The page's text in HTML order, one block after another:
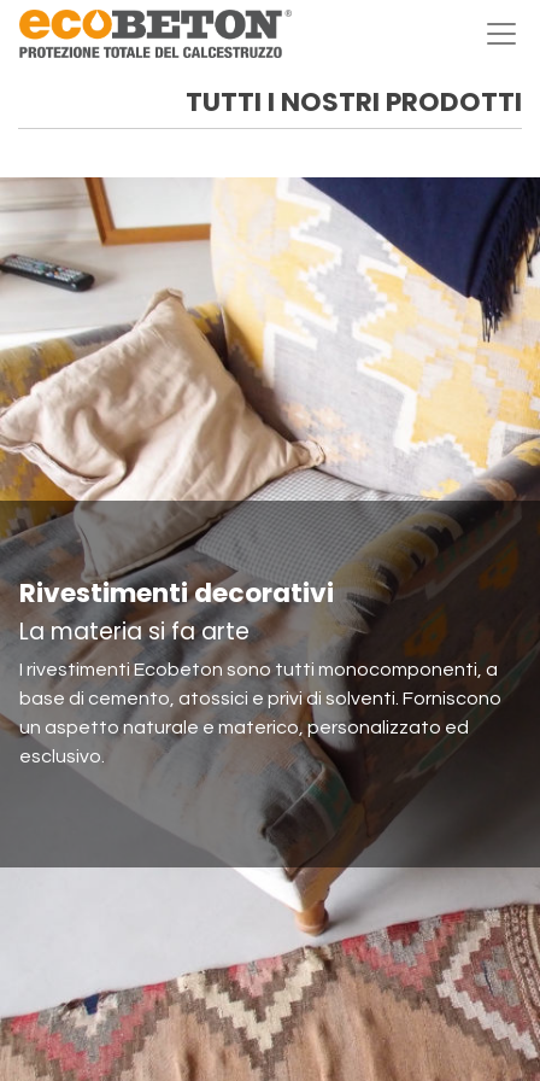
TUTTI I NOSTRI PRODOTTI
Rivestimenti decorativi
La materia si fa arte
I rivestimenti Ecobeton sono tutti monocomponenti, a
base di cemento, atossici e privi di solventi. Forniscono
un aspetto naturale e materico, personalizzato ed
esclusivo.